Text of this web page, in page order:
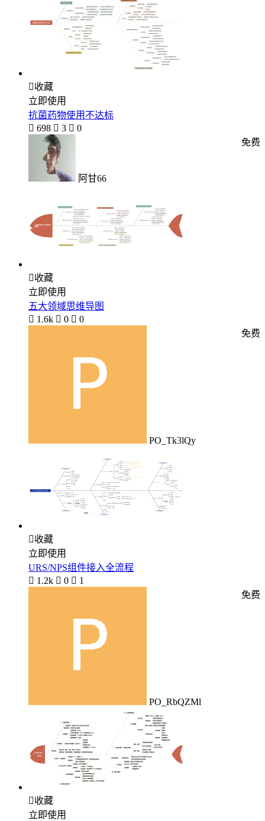
收藏
立即使用
抗菌药物使用不达标
 698  3  0
阿甘66
免费
收藏
立即使用
五大领域思维导图
 1.6k  0  0
PO_Tk3lQy
免费
收藏
立即使用
URS/NPS组件接入全流程
 1.2k  0  1
PO_RbQZMl
免费
收藏
立即使用